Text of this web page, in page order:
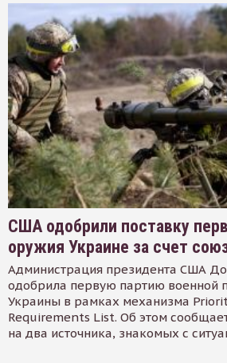
США одобрили поставку
оружия Украине за счет
Администрация президента США
одобрила первую партию военной
Украины в рамках механизма
Requirements List. Об этом
на два источника, знакомых с